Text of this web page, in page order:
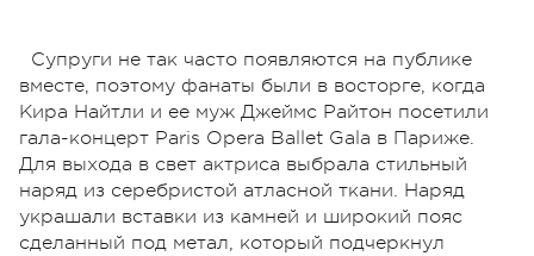
Супруги не так часто появляются на публике
вместе, поэтому фанаты были в восторге, когда
Кира Найтли и ее муж Джеймс Райтон посетили
гала-концерт Paris Opera Ballet Gala в Париже.
Для выхода в свет актриса выбрала стильный
наряд из серебристой атласной ткани. Наряд
украшали вставки из камней и широкий пояс
сделанный под метал, который подчеркнул